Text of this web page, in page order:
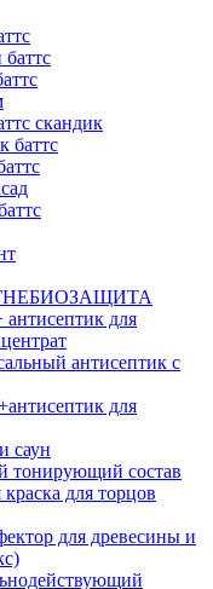
скандик
баттс
для
антисептик с
для
саун
тонирующий состав
для торцов
для древесины и